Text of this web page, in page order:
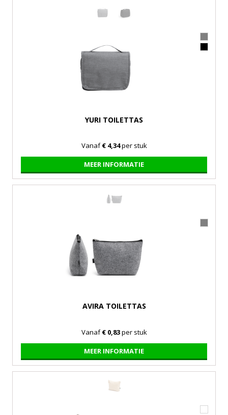
YURI TOILETTAS
Vanaf€ 4,34per stuk
MEER INFORMATIE
AVIRA TOILETTAS
Vanaf€ 0,83per stuk
MEER INFORMATIE